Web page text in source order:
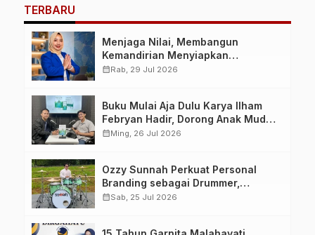
TERBARU
Menjaga Nilai, Membangun
Kemandirian Menyiapkan
Kepemimpinan Ekonomi Perempuan
Jamaah
calendar_monthRab, 29 Jul 2026
Buku Mulai Aja Dulu Karya Ilham
Febryan Hadir, Dorong Anak Muda
Berhenti Menunda dan Mulai
calendar_monthMing, 26 Jul 2026
Ozzy Sunnah Perkuat Personal
Branding sebagai Drummer,
Produser, dan Sutradara Melalui
calendar_monthSab, 25 Jul 2026